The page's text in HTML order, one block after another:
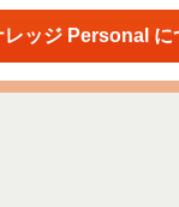
レッジ Personal に